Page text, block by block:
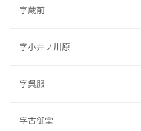
字蔵前
字小井ノ川原
字呉服
字古御堂